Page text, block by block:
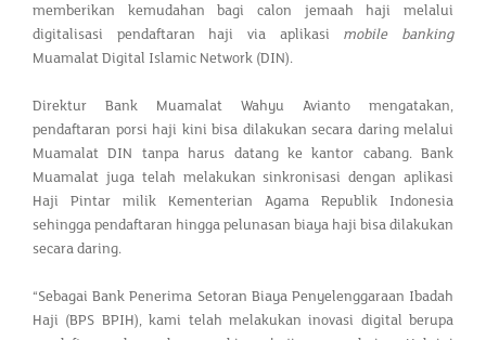
memberikan kemudahan bagi calon jemaah haji melalui
digitalisasi pendaftaran haji via aplikasi mobile banking
Muamalat Digital Islamic Network (DIN).
Direktur Bank Muamalat Wahyu Avianto mengatakan,
pendaftaran porsi haji kini bisa dilakukan secara daring melalui
Muamalat DIN tanpa harus datang ke kantor cabang. Bank
Muamalat juga telah melakukan sinkronisasi dengan aplikasi
Haji Pintar milik Kementerian Agama Republik Indonesia
sehingga pendaftaran hingga pelunasan biaya haji bisa dilakukan
secara daring.
“Sebagai Bank Penerima Setoran Biaya Penyelenggaraan Ibadah
Haji (BPS BPIH), kami telah melakukan inovasi digital berupa